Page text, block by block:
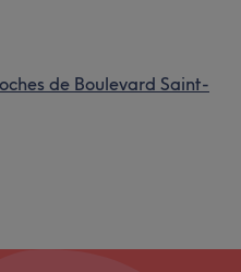
de Boulevard Saint-